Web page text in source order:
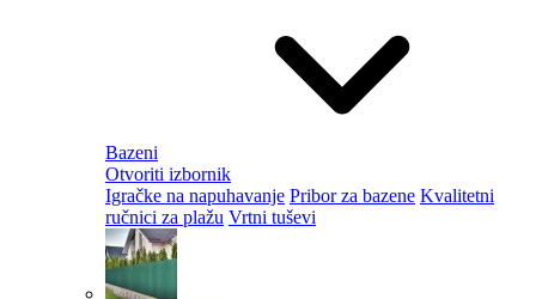
Bazeni
Otvoriti izbornik
Igračke na napuhavanje Pribor za bazene Kvalitetni
ručnici za plažu Vrtni tuševi